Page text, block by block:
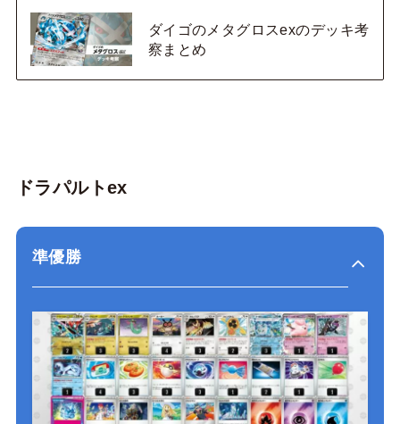
ダイゴのメタグロスexのデッキ考
察まとめ
ドラパルトex
準優勝